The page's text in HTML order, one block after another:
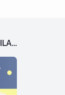
BELAJAR BAHASA THAILAND DARI 0!